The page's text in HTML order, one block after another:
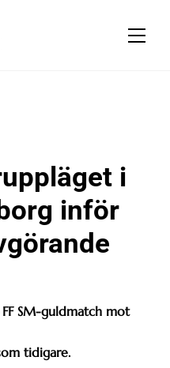
i
inför
SM-guldmatch mot
tidigare.